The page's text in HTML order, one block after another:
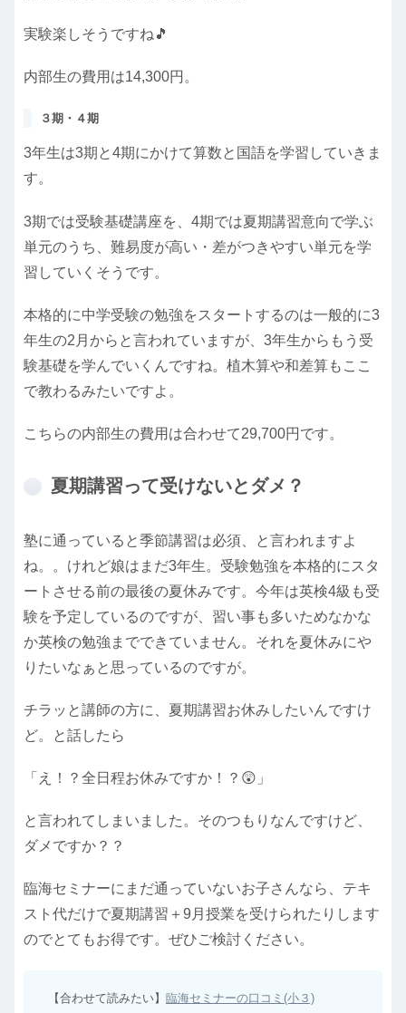
実験楽しそうですね🎵
内部生の費用は14,300円。
３期・４期
3年生は3期と4期にかけて算数と国語を学習していきま
す。
3期では受験基礎講座を、4期では夏期講習意向で学ぶ
単元のうち、難易度が高い・差がつきやすい単元を学
習していくそうです。
本格的に中学受験の勉強をスタートするのは一般的に3
年生の2月からと言われていますが、3年生からもう受
験基礎を学んでいくんですね。植木算や和差算もここ
で教わるみたいですよ。
こちらの内部生の費用は合わせて29,700円です。
夏期講習って受けないとダメ？
塾に通っていると季節講習は必須、と言われますよ
ね。。けれど娘はまだ3年生。受験勉強を本格的にスタ
ートさせる前の最後の夏休みです。今年は英検4級も受
験を予定しているのですが、習い事も多いためなかな
か英検の勉強までできていません。それを夏休みにや
りたいなぁと思っているのですが。
チラッと講師の方に、夏期講習お休みしたいんですけ
ど。と話したら
「え！？全日程お休みですか！？😲」
と言われてしまいました。そのつもりなんですけど、
ダメですか？？
臨海セミナーにまだ通っていないお子さんなら、テキ
スト代だけで夏期講習＋9月授業を受けられたりします
のでとてもお得です。ぜひご検討ください。
【合わせて読みたい】 臨海セミナーの口コミ(小３)